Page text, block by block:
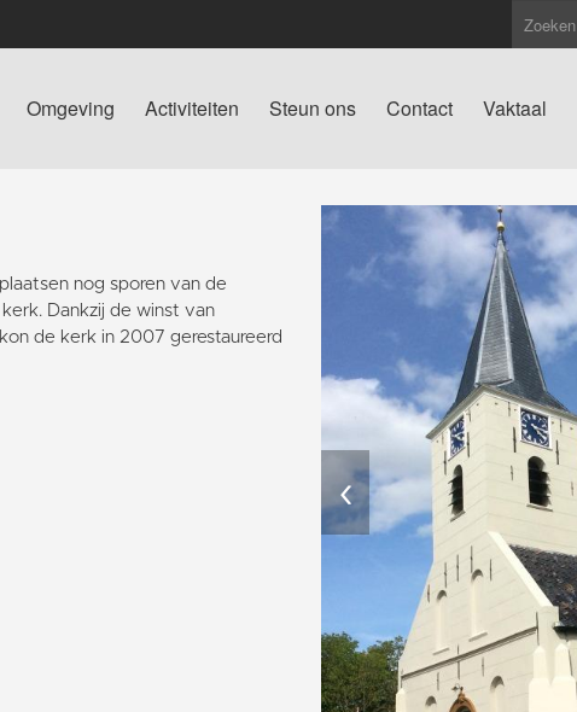
Omgeving Activiteiten Steun ons Contact Vaktaal
nog sporen van de
Dankzij de winst van
de kerk in 2007 gerestaureerd
‹